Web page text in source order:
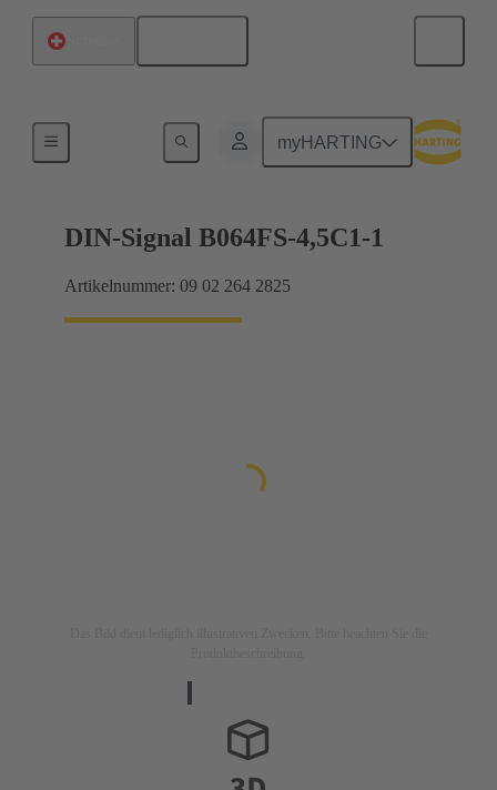
myHARTING
Motherboard-to-Daughtercard Verbindungen
DIN-Signal B064FS-4,5C1-1
Artikelnummer: 09 02 264 2825